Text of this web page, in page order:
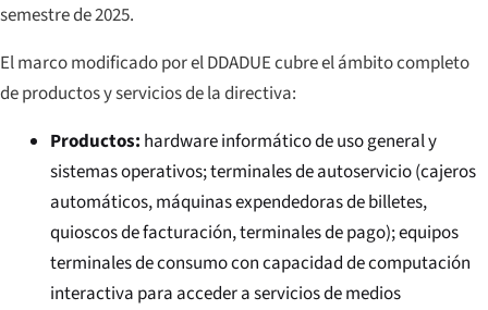
semestre de 2025.
El marco modificado por el DDADUE cubre el ámbito completo
de productos y servicios de la directiva:
Productos: hardware informático de uso general y
sistemas operativos; terminales de autoservicio (cajeros
automáticos, máquinas expendedoras de billetes,
quioscos de facturación, terminales de pago); equipos
terminales de consumo con capacidad de computación
interactiva para acceder a servicios de medios